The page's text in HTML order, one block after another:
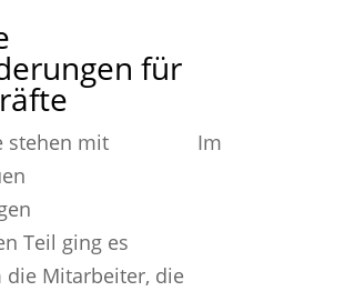
für
Im
Teil ging es
Mitarbeiter, die